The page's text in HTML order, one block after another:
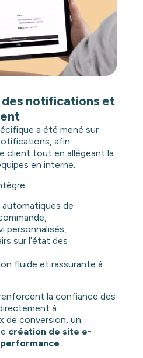
notifications et
a été mené sur
afin
client tout en allégeant la
en interne.
:
de
personnalisés,
sur l’état des
fluide et rassurante à
la confiance des
à
de conversion, un
création de site e-
.